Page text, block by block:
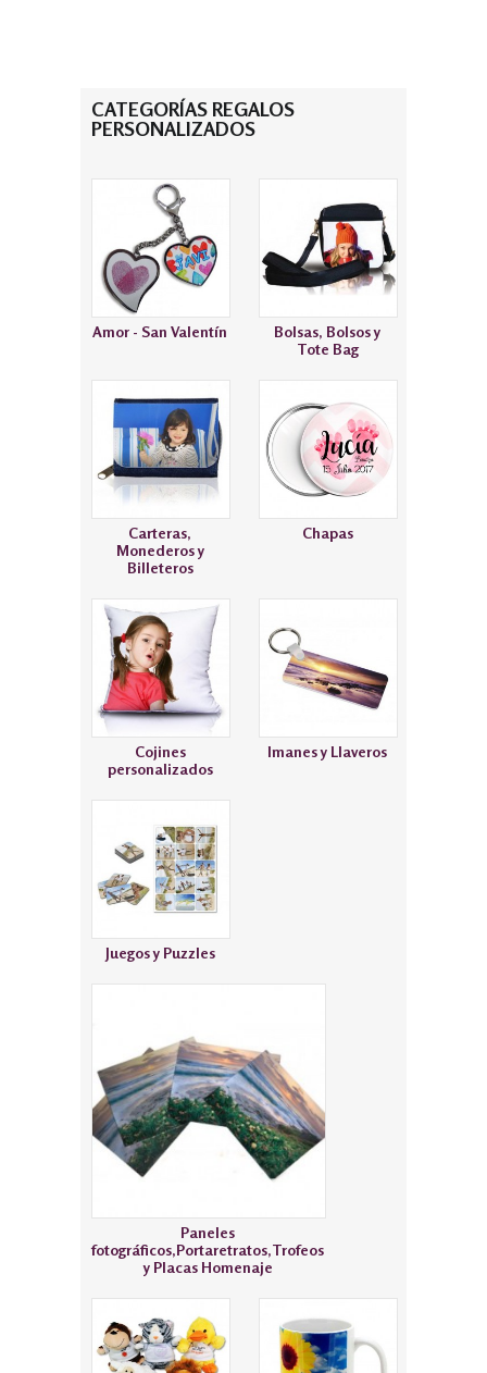
CATEGORÍAS REGALOS
PERSONALIZADOS
Amor - San Valentín
Bolsas, Bolsos y
Tote Bag
Carteras,
Monederos y
Billeteros
Chapas
Cojines
personalizados
Imanes y Llaveros
Juegos y Puzzles
Paneles
fotográficos,Portaretratos,Trofeos
y Placas Homenaje